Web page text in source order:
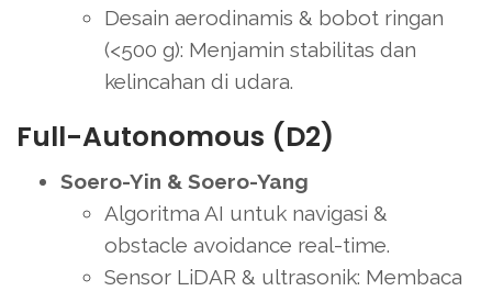
Desain aerodinamis & bobot ringan
(<500 g): Menjamin stabilitas dan
kelincahan di udara.
Full-Autonomous (D2)
Soero-Yin & Soero-Yang
Algoritma AI untuk navigasi &
obstacle avoidance real-time.
Sensor LiDAR & ultrasonik: Membaca